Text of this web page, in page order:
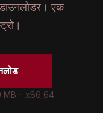
एक
MB · x86_64